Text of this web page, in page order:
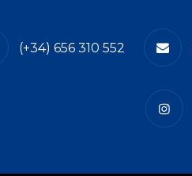
(+34) 656 310 552